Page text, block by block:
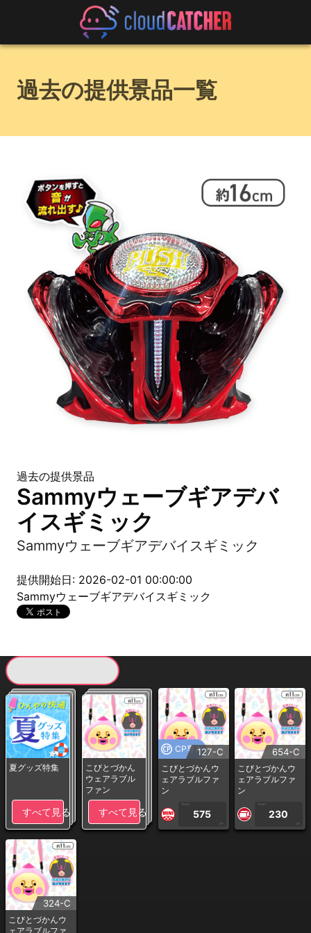
過去の提供景品一覧
過去の提供景品
Sammyウェーブギアデバ
イスギミック
Sammyウェーブギアデバイスギミック
提供開始日: 2026-02-01 00:00:00
Sammyウェーブギアデバイスギミック
夏グッズ特集
すべて見る
こびとづかん
ウェアラブル
ファン
すべて見る
CP専用127-C
こびとづかんウ
ェアラブルファ
ン
1PLAY
575
CP
654-C
こびとづかんウ
ェアラブルファ
ン
1PLAY
230
CP
324-C
こびとづかんウ
ェアラブルファ